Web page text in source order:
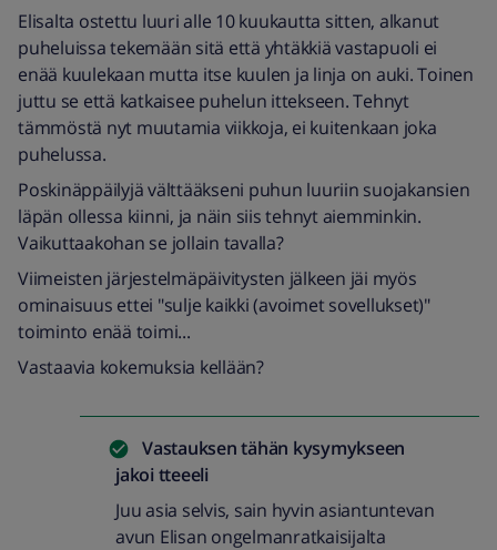
Elisalta ostettu luuri alle 10 kuukautta sitten, alkanut
puheluissa tekemään sitä että yhtäkkiä vastapuoli ei
enää kuulekaan mutta itse kuulen ja linja on auki. Toinen
juttu se että katkaisee puhelun ittekseen. Tehnyt
tämmöstä nyt muutamia viikkoja, ei kuitenkaan joka
puhelussa.
Poskinäppäilyjä välttääkseni puhun luuriin suojakansien
läpän ollessa kiinni, ja näin siis tehnyt aiemminkin.
Vaikuttaakohan se jollain tavalla?
Viimeisten järjestelmäpäivitysten jälkeen jäi myös
ominaisuus ettei "sulje kaikki (avoimet sovellukset)"
toiminto enää toimi...
Vastaavia kokemuksia kellään?
Vastauksen tähän kysymykseen
jakoi tteeeli
Juu asia selvis, sain hyvin asiantuntevan
avun Elisan ongelmanratkaisijalta